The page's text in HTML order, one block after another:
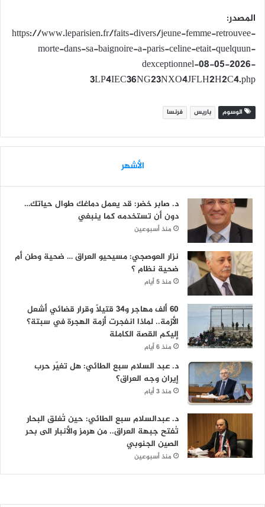
المصدر:
https://www.leparisien.fr/faits-divers/jeune-femme-retrouvee-
morte-dans-sa-baignoire-a-paris-celine-etait-quelquun-
dexceptionnel-08-05-2026-
3LP4IEC36NG23NXO4JFLH2H2C4.php
الوسوم باريس فرنسا
الأشهر
د. صابر خضر: قد يعمل دماغك طوال حياتك…
دون أن تستخدمه كما ينبغي
منذ أسبوعين
نزار العوصجي: مسيحيو العراق … ضحية وطن أم
ضحية نظام ؟
منذ 5 أيام
60 ألف مهاجر و34 قتيلاً وقرار قضائي أشعل
الأزمة.. لماذا انفجرت أزمة الهجرة في سبتة؟
إليكم القصة الكاملة
منذ 6 أيام
د. عبد السلام سبع الطائي: هل تغيّر حرب
إيران وجه العراق؟
منذ 3 أيام
د. عبدالسلام سبع الطائي: حين تُغلق البحار
تُفتح جبهة العراق.. من هرمز والأنبار الى بحر
الصين الجنوبي
منذ أسبوعين